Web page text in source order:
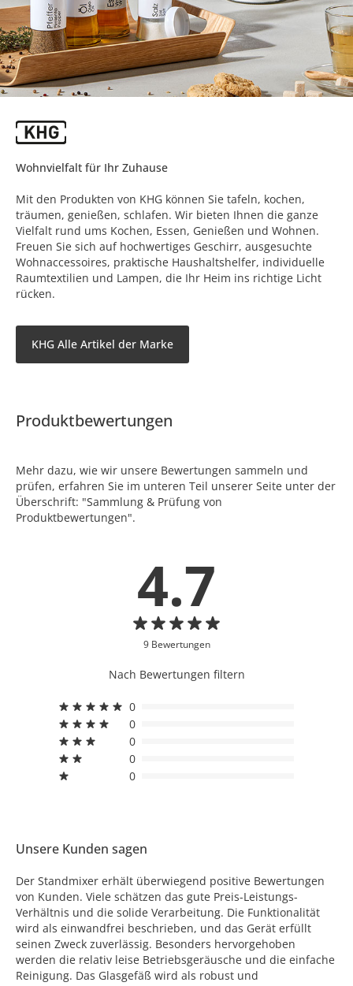
Wohnvielfalt für Ihr Zuhause
Mit den Produkten von KHG können Sie tafeln, kochen,
träumen, genießen, schlafen. Wir bieten Ihnen die ganze
Vielfalt rund ums Kochen, Essen, Genießen und Wohnen.
Freuen Sie sich auf hochwertiges Geschirr, ausgesuchte
Wohnaccessoires, praktische Haushaltshelfer, individuelle
Raumtextilien und Lampen, die Ihr Heim ins richtige Licht
rücken.
KHG Alle Artikel der Marke
Produktbewertungen
Mehr dazu, wie wir unsere Bewertungen sammeln und
prüfen, erfahren Sie im unteren Teil unserer Seite unter der
Überschrift: "Sammlung & Prüfung von
Produktbewertungen".
4.7
9 Bewertungen
Nach Bewertungen filtern
0
0
0
0
0
Unsere Kunden sagen
Der Standmixer erhält überwiegend positive Bewertungen
von Kunden. Viele schätzen das gute Preis-Leistungs-
Verhältnis und die solide Verarbeitung. Die Funktionalität
wird als einwandfrei beschrieben, und das Gerät erfüllt
seinen Zweck zuverlässig. Besonders hervorgehoben
werden die relativ leise Betriebsgeräusche und die einfache
Reinigung. Das Glasgefäß wird als robust und